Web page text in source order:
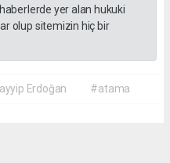
yer alan hukuki
olup sitemizin hiç bir
Erdoğan #atama